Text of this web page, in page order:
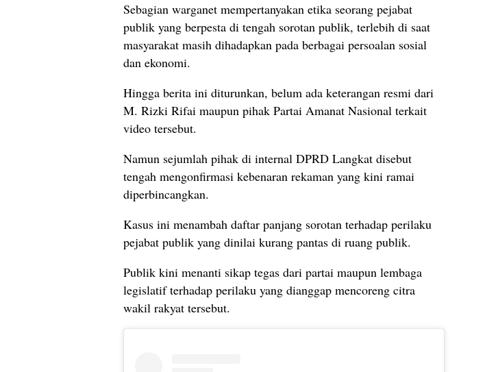
Sebagian warganet mempertanyakan etika seorang pejabat
publik yang berpesta di tengah sorotan publik, terlebih di saat
masyarakat masih dihadapkan pada berbagai persoalan sosial
dan ekonomi.
Hingga berita ini diturunkan, belum ada keterangan resmi dari
M. Rizki Rifai maupun pihak Partai Amanat Nasional terkait
video tersebut.
Namun sejumlah pihak di internal DPRD Langkat disebut
tengah mengonfirmasi kebenaran rekaman yang kini ramai
diperbincangkan.
Kasus ini menambah daftar panjang sorotan terhadap perilaku
pejabat publik yang dinilai kurang pantas di ruang publik.
Publik kini menanti sikap tegas dari partai maupun lembaga
legislatif terhadap perilaku yang dianggap mencoreng citra
wakil rakyat tersebut.